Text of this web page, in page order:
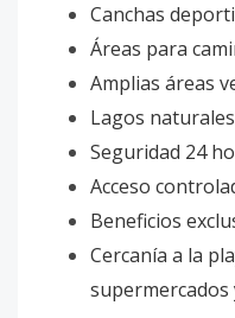
Canchas
Áreas para
Amplias áreas
Lagos naturales
Seguridad 24
Acceso
Beneficios
Cercanía a la